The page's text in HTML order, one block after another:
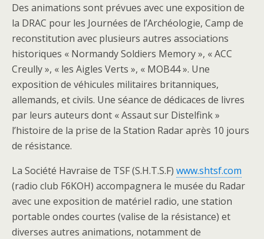
Des animations sont prévues avec une exposition de
la DRAC pour les Journées de l’Archéologie, Camp de
reconstitution avec plusieurs autres associations
historiques « Normandy Soldiers Memory », « ACC
Creully », « les Aigles Verts », « MOB44 ». Une
exposition de véhicules militaires britanniques,
allemands, et civils. Une séance de dédicaces de livres
par leurs auteurs dont « Assaut sur Distelfink »
l’histoire de la prise de la Station Radar après 10 jours
de résistance.
La Société Havraise de TSF (S.H.T.S.F) www.shtsf.com
(radio club F6KOH) accompagnera le musée du Radar
avec une exposition de matériel radio, une station
portable ondes courtes (valise de la résistance) et
diverses autres animations, notamment de